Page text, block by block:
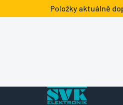
na
Položky aktuálně